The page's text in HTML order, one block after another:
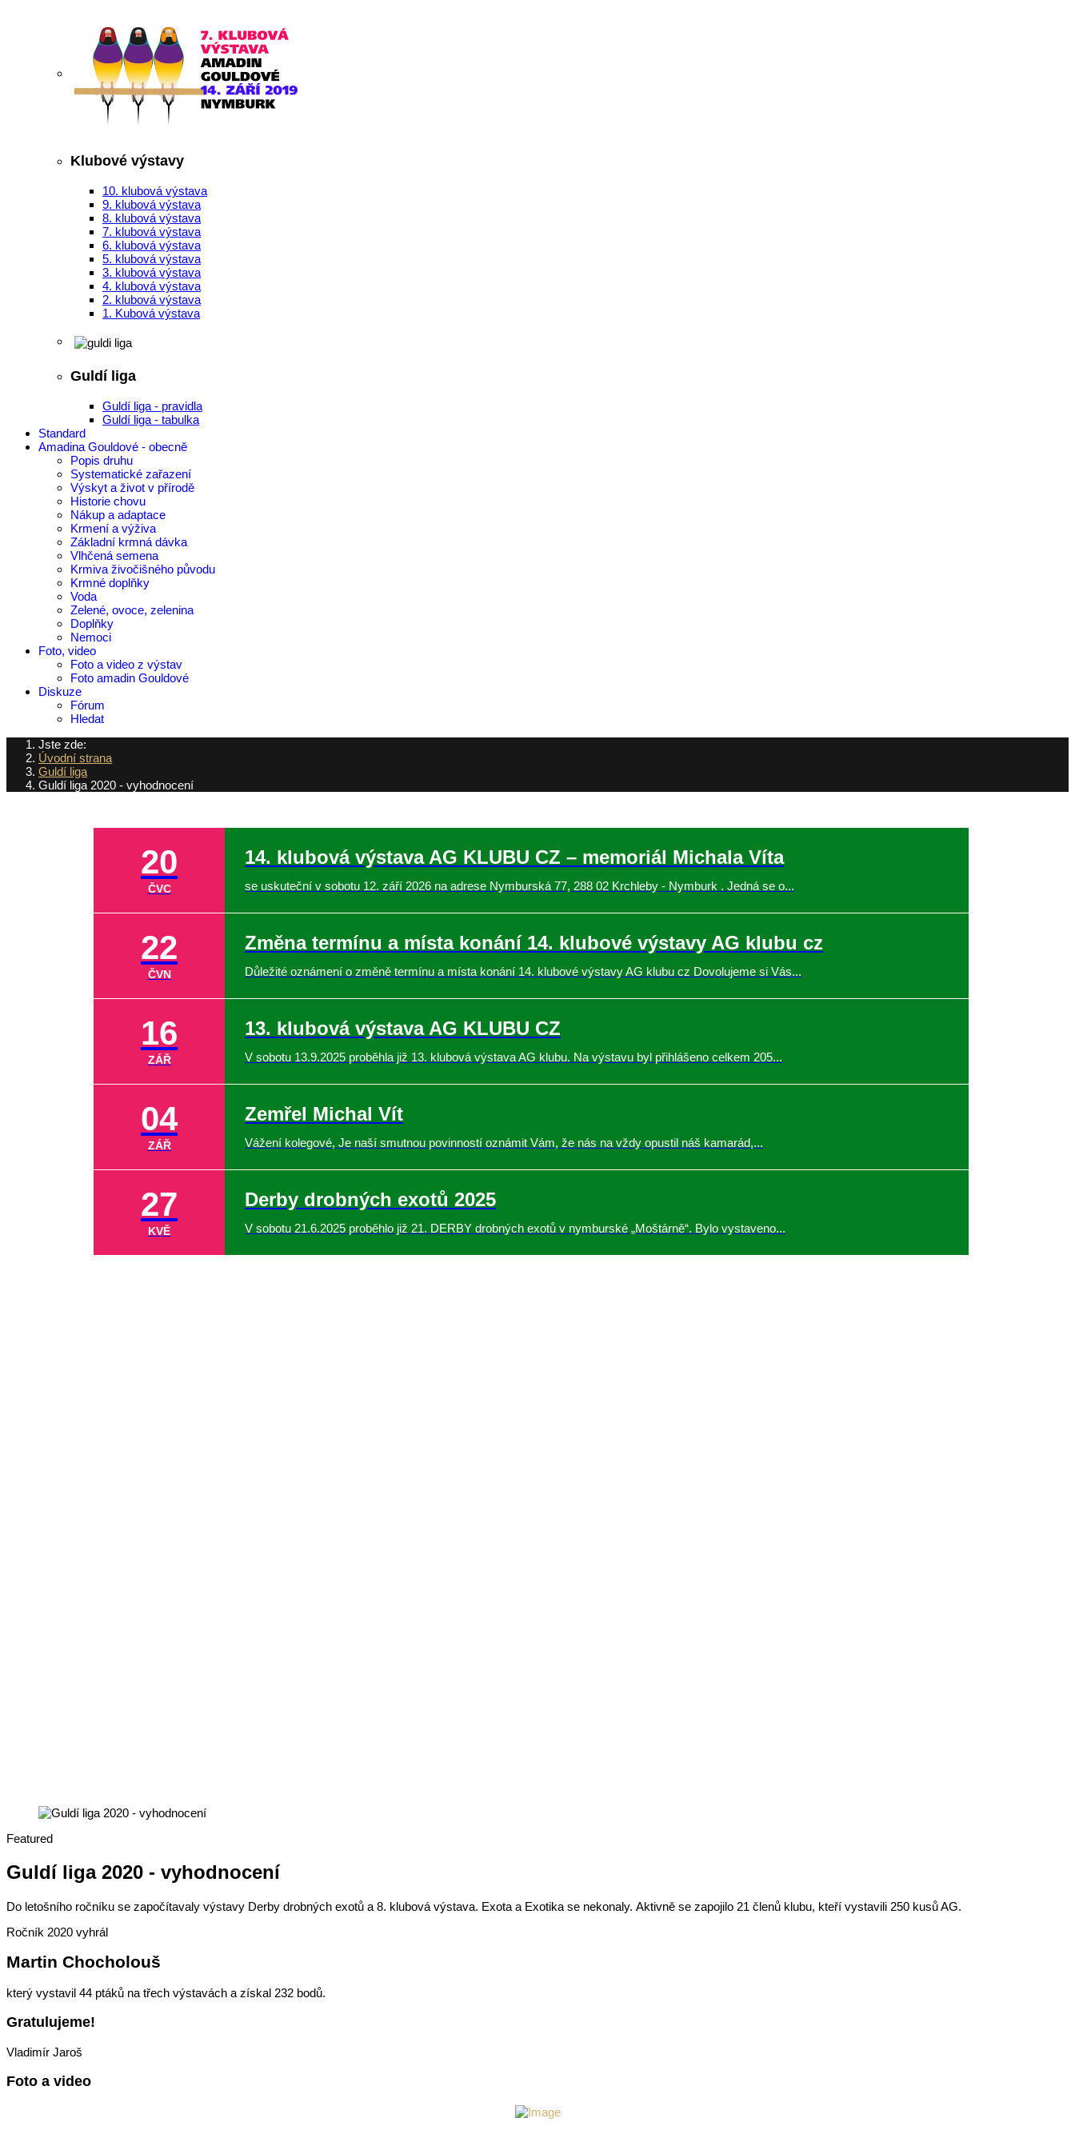
Klubové výstavy
10. klubová výstava
9. klubová výstava
8. klubová výstava
7. klubová výstava
6. klubová výstava
5. klubová výstava
3. klubová výstava
4. klubová výstava
2. klubová výstava
1. Kubová výstava
Guldí liga
Guldí liga - pravidla
Guldí liga - tabulka
Standard
Amadina Gouldové - obecně
Popis druhu
Systematické zařazení
Výskyt a život v přírodě
Historie chovu
Nákup a adaptace
Krmení a výživa
Základní krmná dávka
Vlhčená semena
Krmiva živočišného původu
Krmné doplňky
Voda
Zelené, ovoce, zelenina
Doplňky
Nemoci
Foto, video
Foto a video z výstav
Foto amadin Gouldové
Diskuze
Fórum
Hledat
Jste zde:
Úvodní strana
Guldí liga
Guldí liga 2020 - vyhodnocení
20
ČVC
14. klubová výstava AG KLUBU CZ – memoriál Michala Víta
se uskuteční v sobotu 12. září 2026 na adrese Nymburská 77, 288 02 Krchleby - Nymburk . Jedná se o...
22
ČVN
Změna termínu a místa konání 14. klubové výstavy AG klubu cz
Důležité oznámení o změně termínu a místa konání 14. klubové výstavy AG klubu cz Dovolujeme si Vás...
16
ZÁŘ
13. klubová výstava AG KLUBU CZ
V sobotu 13.9.2025 proběhla již 13. klubová výstava AG klubu. Na výstavu byl přihlášeno celkem 205...
04
ZÁŘ
Zemřel Michal Vít
Vážení kolegové, Je naší smutnou povinností oznámit Vám, že nás na vždy opustil náš kamarád,...
27
KVĚ
Derby drobných exotů 2025
V sobotu 21.6.2025 proběhlo již 21. DERBY drobných exotů v nymburské „Moštárně“. Bylo vystaveno...
Featured
Guldí liga 2020 - vyhodnocení
Do letošního ročníku se započítavaly výstavy Derby drobných exotů a 8. klubová výstava. Exota a Exotika se nekonaly. Aktivně se zapojilo 21 členů klubu, kteří vystavili 250 kusů AG.
Ročník 2020 vyhrál
Martin Chocholouš
který vystavil 44 ptáků na třech výstavách a získal 232 bodů.
Gratulujeme!
Vladimír Jaroš
Foto a video